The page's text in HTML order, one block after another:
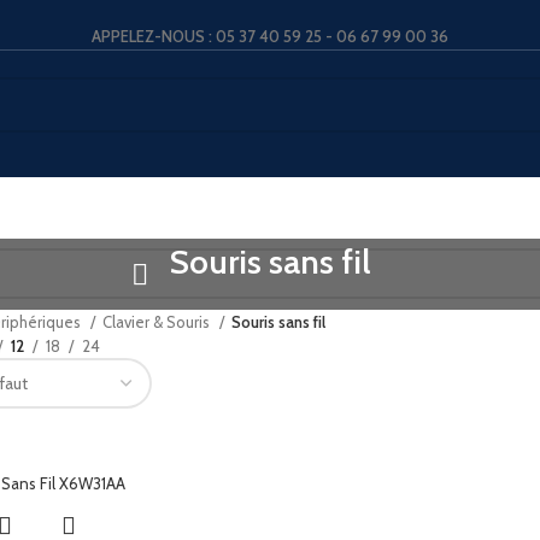
APPELEZ-NOUS : 05 37 40 59 25 - 06 67 99 00 36
Souris sans fil
Clavier & Souris
Souris sans fil
12 18 24